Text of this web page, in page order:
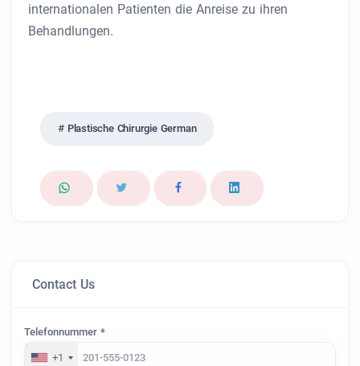
internationalen Patienten die Anreise zu ihren
Behandlungen.
Plastische Chirurgie German
Contact Us
Telefonnummer *
+1